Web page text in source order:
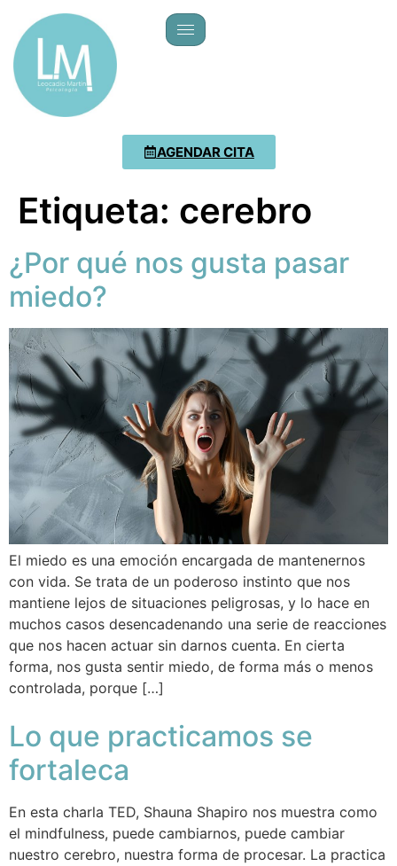
AGENDAR CITA
Etiqueta: cerebro
¿Por qué nos gusta pasar
miedo?
El miedo es una emoción encargada de mantenernos
con vida. Se trata de un poderoso instinto que nos
mantiene lejos de situaciones peligrosas, y lo hace en
muchos casos desencadenando una serie de reacciones
que nos hacen actuar sin darnos cuenta. En cierta
forma, nos gusta sentir miedo, de forma más o menos
controlada, porque […]
Lo que practicamos se
fortaleca
En esta charla TED, Shauna Shapiro nos muestra como
el mindfulness, puede cambiarnos, puede cambiar
nuestro cerebro, nuestra forma de procesar. La practica